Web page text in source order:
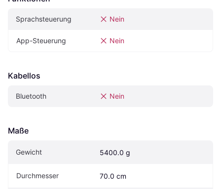
Sprachsteuerung Nein
App-Steuerung Nein
Kabellos
Bluetooth Nein
Maße
Gewicht 5400.0 g
Durchmesser 70.0 cm